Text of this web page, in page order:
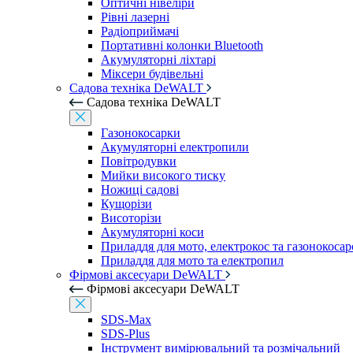
Оптичні нівеліри
Рівні лазерні
Радіоприймачі
Портативні колонки Bluetooth
Акумуляторні ліхтарі
Міксери будівельні
Садова техніка DeWALT
Садова техніка DeWALT
Газонокосарки
Акумуляторні електропили
Повітродувки
Мийки високого тиску
Ножиці садові
Кущорізи
Висоторізи
Акумуляторні коси
Приладдя для мото, електрокос та
Приладдя для мото та електропил
Фірмові аксесуари DeWALT
Фірмові аксесуари DeWALT
SDS-Max
SDS-Plus
Інструмент вимірювальний та розмічальний